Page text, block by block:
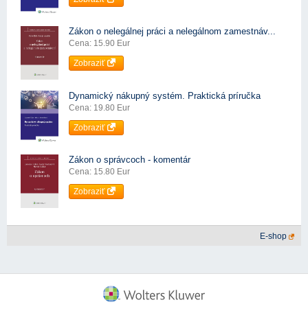
Zákon o nelegálnej práci a nelegálnom zamestnáv...
Cena: 15.90 Eur
Zobraziť
Dynamický nákupný systém. Praktická príručka
Cena: 19.80 Eur
Zobraziť
Zákon o správcoch - komentár
Cena: 15.80 Eur
Zobraziť
E-shop